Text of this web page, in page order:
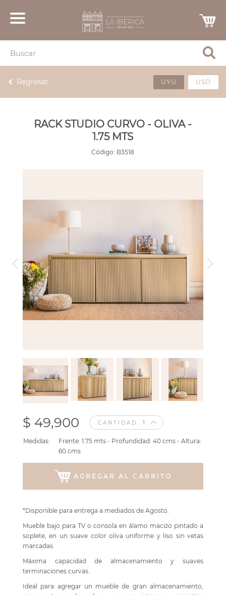
Regresar UYU USD
RACK STUDIO CURVO - OLIVA -
1.75 MTS
Código: B3518
$ 49,900 CANTIDAD
Medidas:
Frente: 1.75 mts - Profundidad: 40 cms - Altura:
60 cms
AGREGAR AL CARRITO
*Disponible para entrega a mediados de Agosto.
Mueble bajo para TV o consola en álamo macizo pintado a
soplete, en un suave color oliva uniforme y liso sin vetas
marcadas.
Máxima capacidad de almacenamiento y suaves
terminaciones curvas.
Ideal para agregar un mueble de gran almacenamiento,